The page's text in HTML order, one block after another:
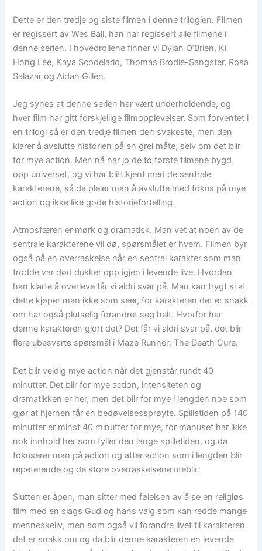
Dette er den tredje og siste filmen i denne trilogien. Filmen
er regissert av Wes Ball, han har regissert alle filmene i
denne serien. I hovedrollene finner vi Dylan O’Brien, Ki
Hong Lee, Kaya Scodelario, Thomas Brodie-Sangster, Rosa
Salazar og Aidan Gillen.
Jeg synes at denne serien har vært underholdende, og
hver film har gitt forskjellige filmopplevelser. Som forventet i
en trilogi så er den tredje filmen den svakeste, men den
klarer å avslutte historien på en grei måte, selv om det blir
for mye action. Men nå har jo de to første filmene bygd
opp universet, og vi har blitt kjent med de sentrale
karakterene, så da pleier man å avslutte med fokus på mye
action og ikke like gode historiefortelling.
Atmosfæren er mørk og dramatisk. Man vet at noen av de
sentrale karakterene vil dø, spørsmålet er hvem. Filmen byr
også på en overraskelse når en sentral karakter som man
trodde var død dukker opp igjen i levende live. Hvordan
han klarte å overleve får vi aldri svar på. Man kan trygt si at
dette kjøper man ikke som seer, for karakteren det er snakk
om har også plutselig forandret seg helt. Hvorfor har
denne karakteren gjort det? Det får vi aldri svar på, det blir
flere ubesvarte spørsmål i Maze Runner: The Death Cure.
Det blir veldig mye action når det gjenstår rundt 40
minutter. Det blir for mye action, intensiteten og
dramatikken er her, men det blir for mye i lengden noe som
gjør at hjernen får en bedøvelsessprøyte. Spilletiden på 140
minutter er minst 40 minutter for mye, for manuset har ikke
nok innhold her som fyller den lange spilletiden, og da
fokuserer man på action og atter action som i lengden blir
repeterende og de store overraskelsene uteblir.
Slutten er åpen, man sitter med følelsen av å se en religiøs
film med en slags Gud og hans valg som kan redde mange
menneskeliv, men som også vil forandre livet til karakteren
det er snakk om og da blir denne karakteren en levende